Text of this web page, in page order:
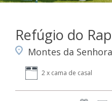
Refúgio do
Montes da
2 x cama de casal